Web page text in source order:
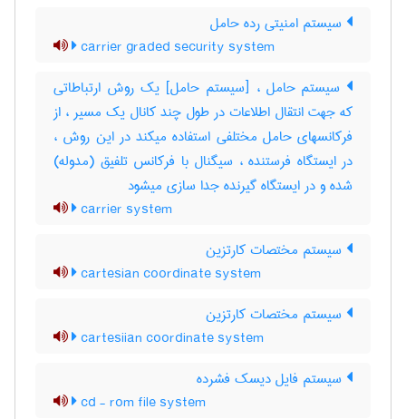
سیستم امنیتی رده حامل
carrier graded security system
سیستم حامل ، [سیستم حامل] یک روش ارتباطاتی
که جهت انتقال اطلاعات در طول چند کانال یک مسیر ، از
فرکانسهای حامل مختلفی استفاده میکند در این روش ،
در ایستگاه فرستنده ، سیگنال با فرکانس تلفیق (مدوله)
شده و در ایستگاه گیرنده جدا سازی میشود
carrier system
سیستم مختصات کارتزین
cartesian coordinate system
سیستم مختصات کارتزین
cartesiian coordinate system
سیستم فایل دیسک فشرده
cd - rom file system